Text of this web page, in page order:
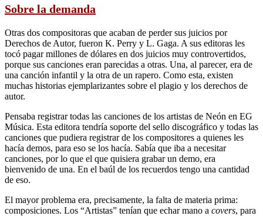
Sobre la demanda
Otras dos compositoras que acaban de perder sus juicios por
Derechos de Autor, fueron K. Perry y L. Gaga. A sus editoras les
tocó pagar millones de dólares en dos juicios muy controvertidos,
porque sus canciones eran parecidas a otras. Una, al parecer, era de
una canción infantil y la otra de un rapero. Como esta, existen
muchas historias ejemplarizantes sobre el plagio y los derechos de
autor.
Pensaba registrar todas las canciones de los artistas de Neón en EG
Música. Esta editora tendría soporte del sello discográfico y todas las
canciones que pudiera registrar de los compositores a quienes les
hacía demos, para eso se los hacía. Sabía que iba a necesitar
canciones, por lo que el que quisiera grabar un demo, era
bienvenido de una. En el baúl de los recuerdos tengo una cantidad
de eso.
El mayor problema era, precisamente, la falta de materia prima:
composiciones. Los “Artistas” tenían que echar mano a covers, para